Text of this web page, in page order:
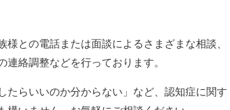
との電話または面談によるさまざまな相談、
絡調整などを行っております。
たらいいのか分からない」など、認知症に関す